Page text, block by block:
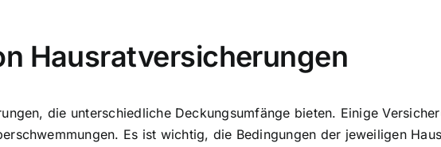
Hausratversicherungen
die unterschiedliche Deckungsumfänge bieten. Einige
Es ist wichtig, die Bedingungen der jeweiligen